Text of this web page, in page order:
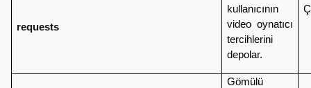
requests
kullanıcının
video oynatıcı
tercihlerini
depolar.
Gömülü